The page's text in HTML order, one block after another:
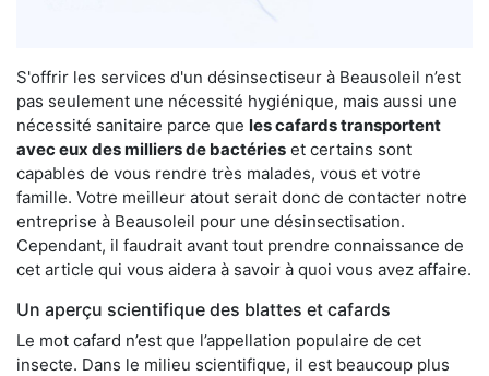
S'offrir les services d'un désinsectiseur à Beausoleil n’est
pas seulement une nécessité hygiénique, mais aussi une
nécessité sanitaire parce que les cafards transportent
avec eux des milliers de bactéries et certains sont
capables de vous rendre très malades, vous et votre
famille. Votre meilleur atout serait donc de contacter notre
entreprise à Beausoleil pour une désinsectisation.
Cependant, il faudrait avant tout prendre connaissance de
cet article qui vous aidera à savoir à quoi vous avez affaire.
Un aperçu scientifique des blattes et cafards
Le mot cafard n’est que l’appellation populaire de cet
insecte. Dans le milieu scientifique, il est beaucoup plus